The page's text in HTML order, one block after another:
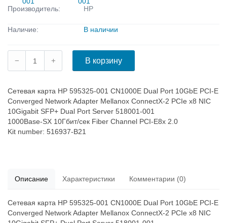
Производитель: HP
Наличие: В наличии
Сетевая карта HP 595325-001 CN1000E Dual Port 10GbE PCI-E
Converged Network Adapter Mellanox ConnectX-2 PCIe x8 NIC
10Gigabit SFP+ Dual Port Server 518001-001
1000Base-SX 10Гбит/сек Fiber Channel PCI-E8x 2.0
Kit number: 516937-B21
Описание Характеристики Комментарии (0)
Сетевая карта HP 595325-001 CN1000E Dual Port 10GbE PCI-E
Converged Network Adapter Mellanox ConnectX-2 PCIe x8 NIC